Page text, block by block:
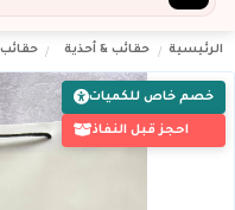
الرئيسية حقائب & أحذية حقائب
خصم خاص للكميات
احجز قبل النفاذ